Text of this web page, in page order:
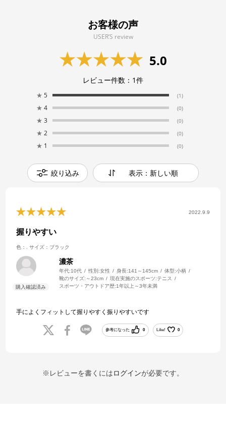
お客様の声
USER’S review
5.0
レビュー件数： 1件
★ 5 (1)
★ 4 (0)
★ 3 (0)
★ 2 (0)
★ 1 (0)
絞り込み 表示：新しい順
2022.9.9
握りやすい
色：. サイズ：ブラック
濃茶
年代:10代 性別:女性 身長:141～145cm 体型:小柄
靴のサイズ: ～23cm 現在実施のスポーツ:テニス
スポーツ・アウトドア歴:1年以上～3年未満
手によくフィットして握りやすく振りやすいです
参考になった 0 Like! 0
※レビューを書くにはログインが必要です。